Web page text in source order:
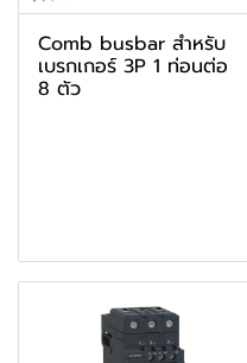
Comb busbar สำหรับ
เบรกเกอร์ 3P 1 ท่อนต่อ
8 ตัว